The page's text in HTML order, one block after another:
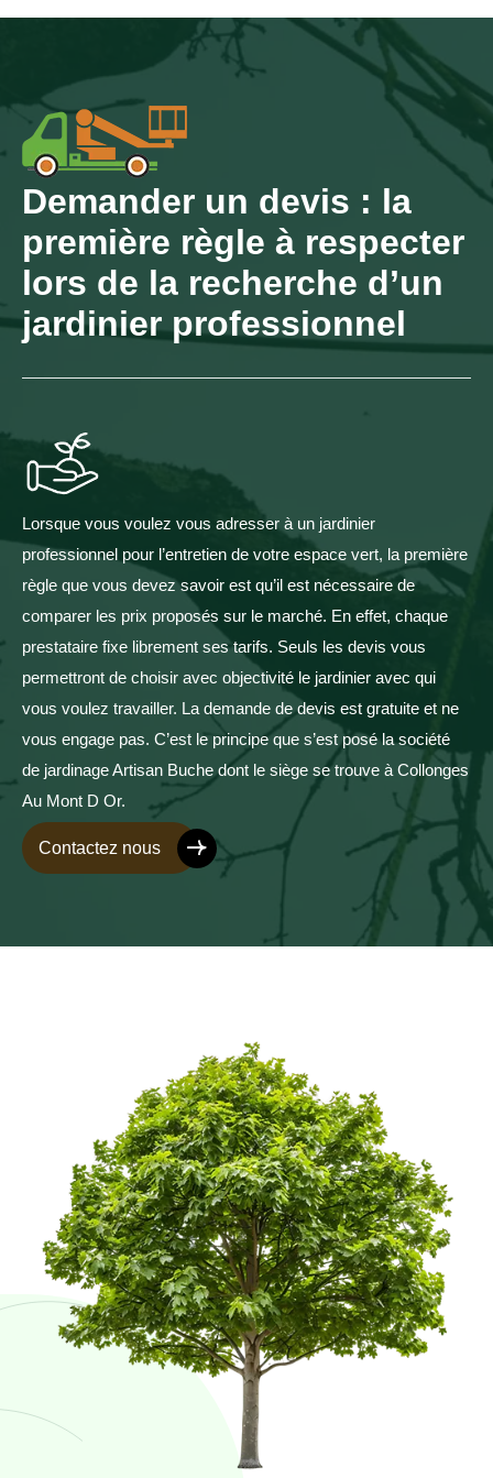
Demander un devis : la
première règle à respecter
lors de la recherche d’un
jardinier professionnel
Lorsque vous voulez vous adresser à un jardinier
professionnel pour l’entretien de votre espace vert, la première
règle que vous devez savoir est qu’il est nécessaire de
comparer les prix proposés sur le marché. En effet, chaque
prestataire fixe librement ses tarifs. Seuls les devis vous
permettront de choisir avec objectivité le jardinier avec qui
vous voulez travailler. La demande de devis est gratuite et ne
vous engage pas. C’est le principe que s’est posé la société
de jardinage Artisan Buche dont le siège se trouve à Collonges
Au Mont D Or.
Contactez nous